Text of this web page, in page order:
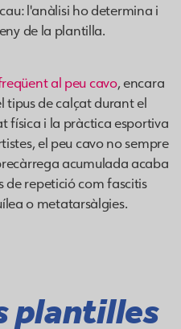
l'anàlisi ho determina i
de la plantilla.
al peu cavo, encara
tipus de calçat durant el
física i la pràctica esportiva
el peu cavo no sempre
acumulada acaba
de repetició com fascitis
o metatarsàlgies.
plantilles